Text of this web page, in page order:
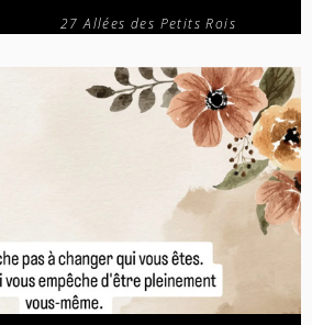
27 Allées des Petits Rois